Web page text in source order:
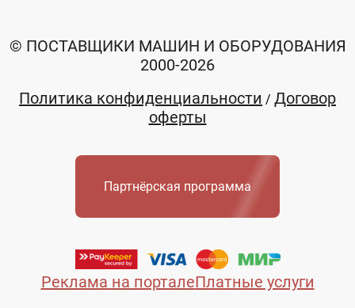
Реклама на порталеПлатные услуги
© ПОСТАВЩИКИ МАШИН И ОБОРУДОВАНИЯ
2000-2026
Политика конфиденциальности / Договор
оферты
Партнёрская программа